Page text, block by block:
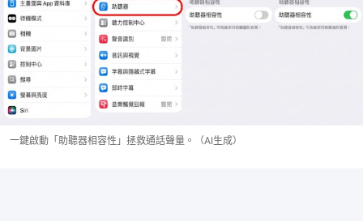
一鍵啟動「助聽器相容性」拯救通話聲量。（AI生成）